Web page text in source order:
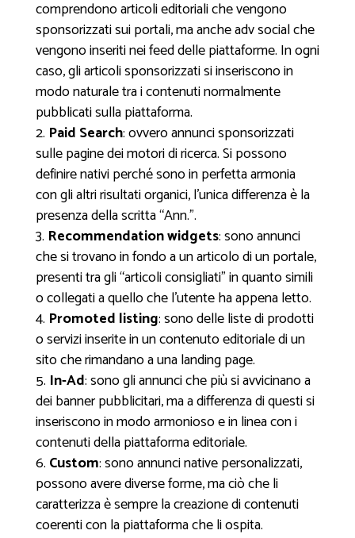
comprendono articoli editoriali che vengono
sponsorizzati sui portali, ma anche adv social che
vengono inseriti nei feed delle piattaforme. In ogni
caso, gli articoli sponsorizzati si inseriscono in
modo naturale tra i contenuti normalmente
pubblicati sulla piattaforma.
Paid Search: ovvero annunci sponsorizzati
sulle pagine dei motori di ricerca. Si possono
definire nativi perché sono in perfetta armonia
con gli altri risultati organici, l’unica differenza è la
presenza della scritta “Ann.”.
Recommendation widgets: sono annunci
che si trovano in fondo a un articolo di un portale,
presenti tra gli “articoli consigliati” in quanto simili
o collegati a quello che l’utente ha appena letto.
Promoted listing: sono delle liste di prodotti
o servizi inserite in un contenuto editoriale di un
sito che rimandano a una landing page.
In-Ad: sono gli annunci che più si avvicinano a
dei banner pubblicitari, ma a differenza di questi si
inseriscono in modo armonioso e in linea con i
contenuti della piattaforma editoriale.
Custom: sono annunci native personalizzati,
possono avere diverse forme, ma ciò che li
caratterizza è sempre la creazione di contenuti
coerenti con la piattaforma che li ospita.